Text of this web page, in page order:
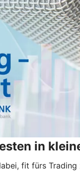
in
fit fürs